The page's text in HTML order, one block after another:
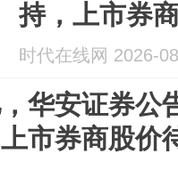
持，上市券
时代在线网 2026-
华安证券公
市券商股价